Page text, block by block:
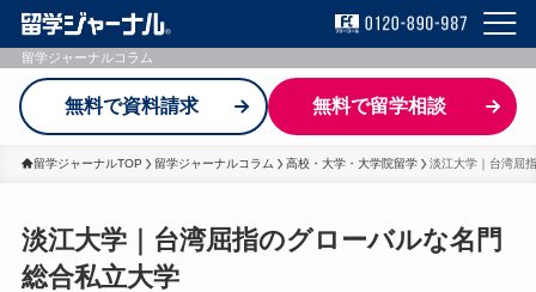
留学ジャーナルコラム
無料で資料請求 無料で留学相談
留学ジャーナルTOP 留学ジャーナルコラム 高校・大学・大学院留学 淡江大学｜台湾屈
淡江大学｜台湾屈指のグローバルな名門
総合私立大学